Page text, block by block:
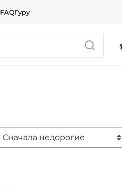
FAQГуру
Сначала недорогие